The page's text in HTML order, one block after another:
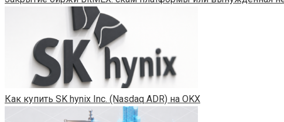
Как купить SK hynix Inc. (Nasdaq ADR) на OKX